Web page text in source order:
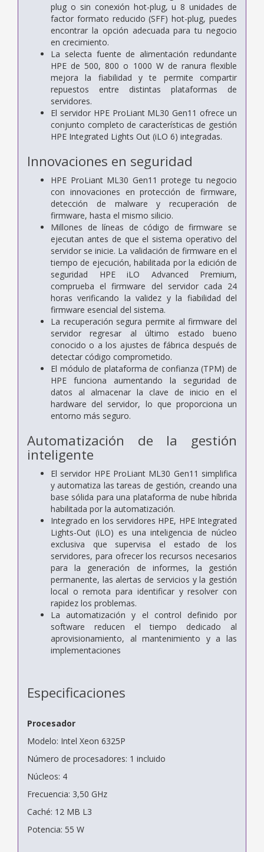
plug o sin conexión hot-plug, u 8 unidades de
factor formato reducido (SFF) hot-plug, puedes
encontrar la opción adecuada para tu negocio
en crecimiento.
La selecta fuente de alimentación redundante
HPE de 500, 800 o 1000 W de ranura flexible
mejora la fiabilidad y te permite compartir
repuestos entre distintas plataformas de
servidores.
El servidor HPE ProLiant ML30 Gen11 ofrece un
conjunto completo de características de gestión
HPE Integrated Lights Out (iLO 6) integradas.
Innovaciones en seguridad
HPE ProLiant ML30 Gen11 protege tu negocio
con innovaciones en protección de firmware,
detección de malware y recuperación de
firmware, hasta el mismo silicio.
Millones de líneas de código de firmware se
ejecutan antes de que el sistema operativo del
servidor se inicie. La validación de firmware en el
tiempo de ejecución, habilitada por la edición de
seguridad HPE iLO Advanced Premium,
comprueba el firmware del servidor cada 24
horas verificando la validez y la fiabilidad del
firmware esencial del sistema.
La recuperación segura permite al firmware del
servidor regresar al último estado bueno
conocido o a los ajustes de fábrica después de
detectar código comprometido.
El módulo de plataforma de confianza (TPM) de
HPE funciona aumentando la seguridad de
datos al almacenar la clave de inicio en el
hardware del servidor, lo que proporciona un
entorno más seguro.
Automatización de la gestión
inteligente
El servidor HPE ProLiant ML30 Gen11 simplifica
y automatiza las tareas de gestión, creando una
base sólida para una plataforma de nube híbrida
habilitada por la automatización.
Integrado en los servidores HPE, HPE Integrated
Lights-Out (iLO) es una inteligencia de núcleo
exclusiva que supervisa el estado de los
servidores, para ofrecer los recursos necesarios
para la generación de informes, la gestión
permanente, las alertas de servicios y la gestión
local o remota para identificar y resolver con
rapidez los problemas.
La automatización y el control definido por
software reducen el tiempo dedicado al
aprovisionamiento, al mantenimiento y a las
implementaciones
Especificaciones
Procesador
Modelo: Intel Xeon 6325P
Número de procesadores: 1 incluido
Núcleos: 4
Frecuencia: 3,50 GHz
Caché: 12 MB L3
Potencia: 55 W